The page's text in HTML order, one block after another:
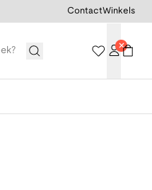
ContactWinkels